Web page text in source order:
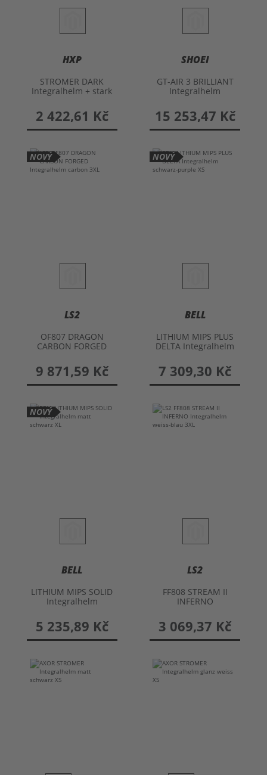
HXP
STROMER DARK
Integralhelm + stark
2 422,61 Kč
SHOEI
GT-AIR 3 BRILLIANT
Integralhelm
15 253,47 Kč
NOVÝ
LS2
OF807 DRAGON
CARBON FORGED
9 871,59 Kč
NOVÝ
BELL
LITHIUM MIPS PLUS
DELTA Integralhelm
7 309,30 Kč
NOVÝ
BELL
LITHIUM MIPS SOLID
Integralhelm
5 235,89 Kč
LS2
FF808 STREAM II
INFERNO
3 069,37 Kč